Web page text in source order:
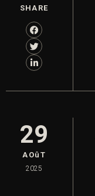
SHARE
29
AOûT
2025